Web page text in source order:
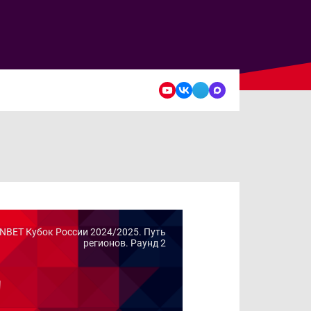
Кубок России 2024/2025. Путь
регионов. Раунд 2